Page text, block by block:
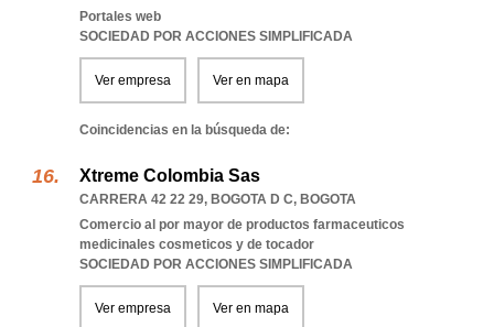
Portales web
SOCIEDAD POR ACCIONES SIMPLIFICADA
Ver empresa Ver en mapa
Coincidencias en la búsqueda de:
Xtreme Colombia Sas
CARRERA 42 22 29, BOGOTA D C, BOGOTA
Comercio al por mayor de productos farmaceuticos
medicinales cosmeticos y de tocador
SOCIEDAD POR ACCIONES SIMPLIFICADA
Ver empresa Ver en mapa